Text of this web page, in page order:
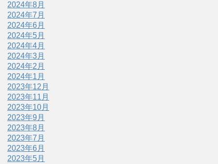
2024年8月
2024年7月
2024年6月
2024年5月
2024年4月
2024年3月
2024年2月
2024年1月
2023年12月
2023年11月
2023年10月
2023年9月
2023年8月
2023年7月
2023年6月
2023年5月